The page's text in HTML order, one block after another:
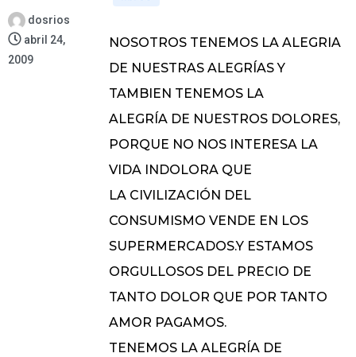
dosrios
abril 24,
2009
NOSOTROS TENEMOS LA ALEGRIA
DE NUESTRAS ALEGRÍAS Y
TAMBIEN TENEMOS LA
ALEGRÍA DE NUESTROS DOLORES,
PORQUE NO NOS INTERESA LA
VIDA INDOLORA QUE
LA CIVILIZACIÓN DEL
CONSUMISMO VENDE EN LOS
SUPERMERCADOS.Y ESTAMOS
ORGULLOSOS DEL PRECIO DE
TANTO DOLOR QUE POR TANTO
AMOR PAGAMOS.
TENEMOS LA ALEGRÍA DE